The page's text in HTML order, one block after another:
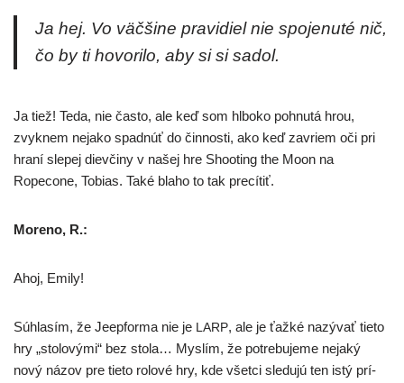
Ja hej. Vo väč­ši­ne pra­vi­diel nie spo­je­nu­té nič,
čo by ti hovo­ri­lo, aby si si sadol.
Ja tiež! Teda, nie čas­to, ale keď som hlbo­ko pohnu­tá hrou,
zvyk­nem neja­ko spad­núť do čin­nos­ti, ako keď zavriem oči pri
hra­ní sle­pej diev­či­ny v našej hre Shooting the Moon na
Ropecone, Tobias. Také bla­ho to tak precítiť.
Moreno, R.:
Ahoj, Emily!
Súhlasím, že Jeepforma nie je LARP, ale je ťaž­ké nazý­vať tie­to
hry „sto­lo­vý­mi“ bez sto­la… Myslím, že potre­bu­je­me neja­ký
nový názov pre tie­to rolo­vé hry, kde všet­ci sle­du­jú ten istý prí­